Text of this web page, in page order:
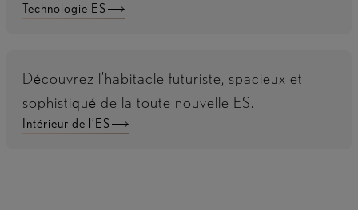
Technologie ES
Découvrez l’habitacle futuriste, spacieux et
sophistiqué de la toute nouvelle ES.
Intérieur de l’ES